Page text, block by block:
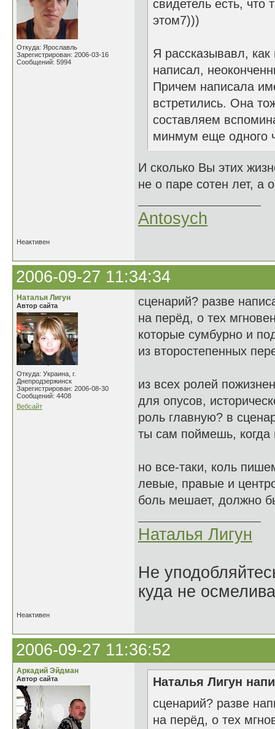
Откуда: Ярославль
Зарегистрирован: 2006-03-16
Сообщений: 5994
свидетель есть, что
этом7)))
Я рассказывавл,
написал,
Причем написала
встретились. Она
составляем
минмум еще одного
И сколько Вы этих
не о паре сотен лет, а
Antosych
Неактивен
2006-09-27 11:34:34
Наталья Лигун
Автор сайта
Откуда: Украина, г.
Днепродзержинск
Зарегистрирован: 2006-08-30
Сообщений: 4408
Вебсайт
сценарий? разве
на перёд, о тех
которые сумбурно и
из второстепенных
из всех ролей
для опусов,
роль главную? в
ты сам поймешь,
но все-таки, коль
левые, правые и
боль мешает, должно
Наталья Лигун
Не
куда не
Неактивен
2006-09-27 11:36:52
Аркадий Эйдман
Автор сайта
Наталья Лигун
сценарий? разве
на перёд, о тех